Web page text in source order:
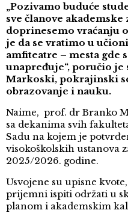
„Pozivamo buduće
sve članove
doprinesemo vraćanju
je da se vratimo u
amfiteatre – mesta gde
unapređuje“, poručio
Markoski, pokrajinski
obrazovanje i nauku.
Naime, prof. dr Branko
sa dekanima svih
Sadu na kojem je
visokoškolskih ustanova
2025/2026. godine.
Usvojene su upisne
prijemni ispiti održati u
planom i akademskim